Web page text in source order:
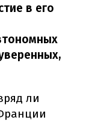
в его
ли